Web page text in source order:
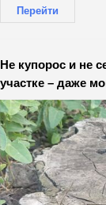
Перейти
Не купорос и не
участке – даже